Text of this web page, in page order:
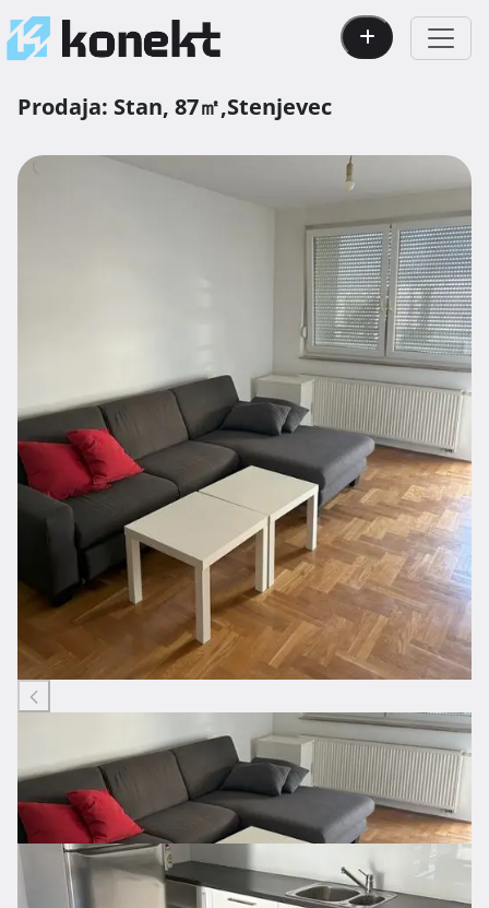
Prodaja: Stan, 87㎡,Stenjevec